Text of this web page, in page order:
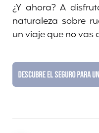
¿Y ahora? A
naturaleza sobre
un viaje que no vas